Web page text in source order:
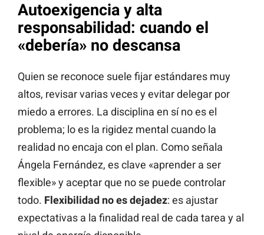
Autoexigencia y alta
responsabilidad: cuando el
«debería» no descansa
Quien se reconoce suele fijar estándares muy
altos, revisar varias veces y evitar delegar por
miedo a errores. La disciplina en sí no es el
problema; lo es la rigidez mental cuando la
realidad no encaja con el plan. Como señala
Ángela Fernández, es clave «aprender a ser
flexible» y aceptar que no se puede controlar
todo. Flexibilidad no es dejadez: es ajustar
expectativas a la finalidad real de cada tarea y al